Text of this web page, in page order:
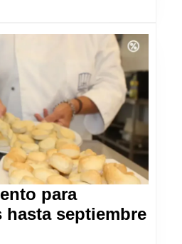
rural
con
el
aumento
de
agosto
2026
para
septiembre